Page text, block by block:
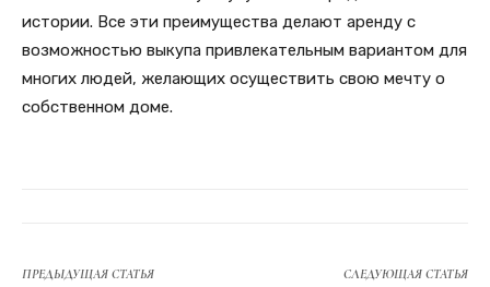
истории. Все эти преимущества делают аренду с
возможностью выкупа привлекательным вариантом для
многих людей, желающих осуществить свою мечту о
собственном доме.
ПРЕДЫДУЩАЯ СТАТЬЯ СЛЕДУЮЩАЯ СТАТЬЯ